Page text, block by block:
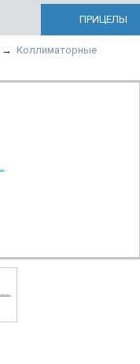
ПРИЦЕЛЫ
→ Коллиматорные